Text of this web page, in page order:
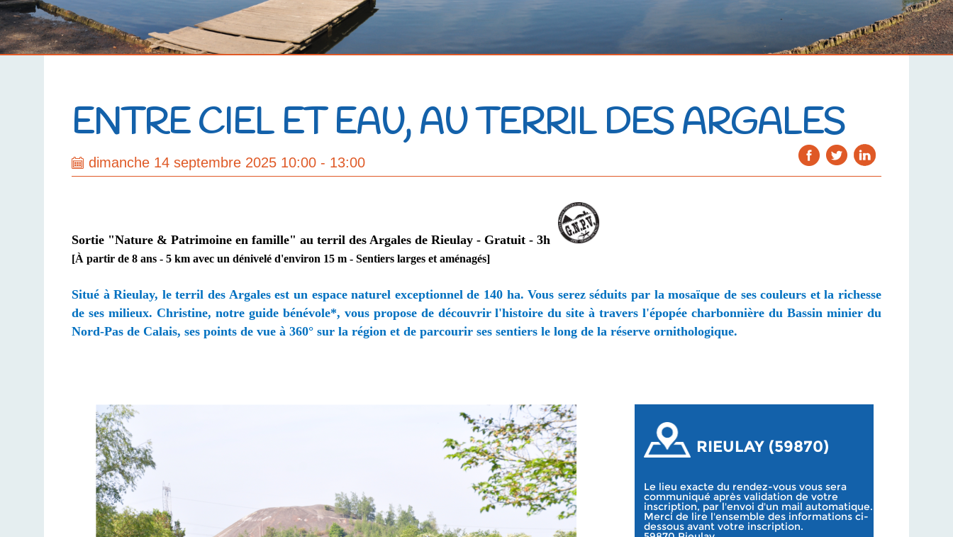
ENTRE CIEL ET EAU, AU TERRIL DES ARGALES
dimanche 14 septembre 2025 10:00 - 13:00
Sortie "Nature & Patrimoine en famille" au terril des Argales de Rieulay - Gratuit - 3h
[À partir de 8 ans - 5 km avec un dénivelé d'environ 15 m - Sentiers larges et aménagés]
Situé à Rieulay, le terril des Argales est un espace naturel exceptionnel de 140 ha. Vous serez séduits par la mosaïque de ses couleurs et la richesse
de ses milieux. Christine, notre guide bénévole*, vous propose de découvrir l'histoire du site à travers l'épopée charbonnière du Bassin minier du
Nord-Pas de Calais,ses points de vue à 360° sur la régionet de parcourir ses sentiers le long de la réserveornithologique.
RIEULAY (59870)
Le lieu exacte du rendez-vous vous sera
communiqué après validation de votre
inscription, par l'envoi d'un mail automatique.
Merci de lire l'ensemble des informations ci-
dessous avant votre inscription.